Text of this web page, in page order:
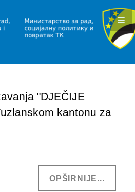
"DJEČIJE
kantonu za
OPŠIRNIJE...